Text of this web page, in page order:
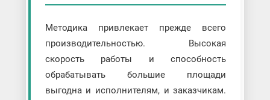
Методика привлекает прежде всего
производительностью. Высокая
скорость работы и способность
обрабатывать большие площади
выгодна и исполнителям, и заказчикам.